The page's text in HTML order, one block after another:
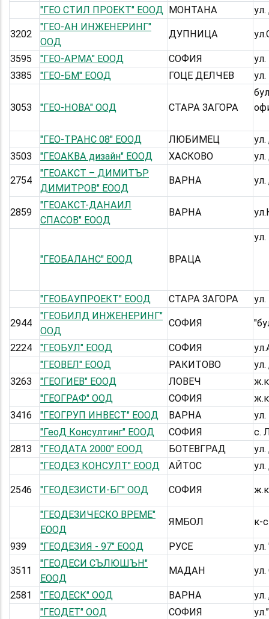
"ГЕО СТИЛ ПРОЕКТ" ЕООД
МОНТАНА
3202
"ГЕО-АН ИНЖЕНЕРИНГ"
ООД
ДУПНИЦА
3595 "ГЕО-АРМА" ЕООД СОФИЯ
3385
"ГЕО-БМ" ЕООД ГОЦЕ ДЕЛЧЕВ
3053 "ГЕО-НОВА" ООД СТАРА ЗАГОРА
"ГЕО-ТРАНС 08" ЕООД ЛЮБИМЕЦ
ул.
3503
"ГЕОАКВА дизайн" ЕООД ХАСКОВО
2754
"ГЕОАКСТ – ДИМИТЪР
ДИМИТРОВ" ЕООД
ВАРНА
2859
"ГЕОАКСТ-ДАНАИЛ
СПАСОВ" ЕООД
ВАРНА
"ГЕОБАЛАНС" ЕООД ВРАЦА
"ГЕОБАУПРОЕКТ" ЕООД СТАРА ЗАГОРА
2944
"ГЕОБИЛД ИНЖЕНЕРИНГ"
ООД
СОФИЯ
2224 "ГЕОБУЛ" ЕООД СОФИЯ
"ГЕОВЕЛ" ЕООД
РАКИТОВО
3263
"ГЕОГИЕВ" ЕООД ЛОВЕЧ
"ГЕОГРАФ" ООД
СОФИЯ
3416
"ГЕОГРУП ИНВЕСТ" ЕООД ВАРНА
"ГеоД Консултинг" ЕООД
СОФИЯ
с.
2813
"ГЕОДАТА 2000" ЕООД БОТЕВГРАД
ул.
"ГЕОДЕЗ КОНСУЛТ" ЕООД
АЙТОС
2546 "ГЕОДЕЗИСТИ-БГ" ООД СОФИЯ
"ГЕОДЕЗИЧЕСКО ВРЕМЕ"
ЕООД
ЯМБОЛ к-
939 "ГЕОДЕЗИЯ - 97" ЕООД РУСЕ
3511
"ГЕОДЕСИ СЪЛЮШЪН"
ЕООД
МАДАН
2581 "ГЕОДЕСК" ООД ВАРНА
ул.
"ГЕОДЕТ" ООД
СОФИЯ